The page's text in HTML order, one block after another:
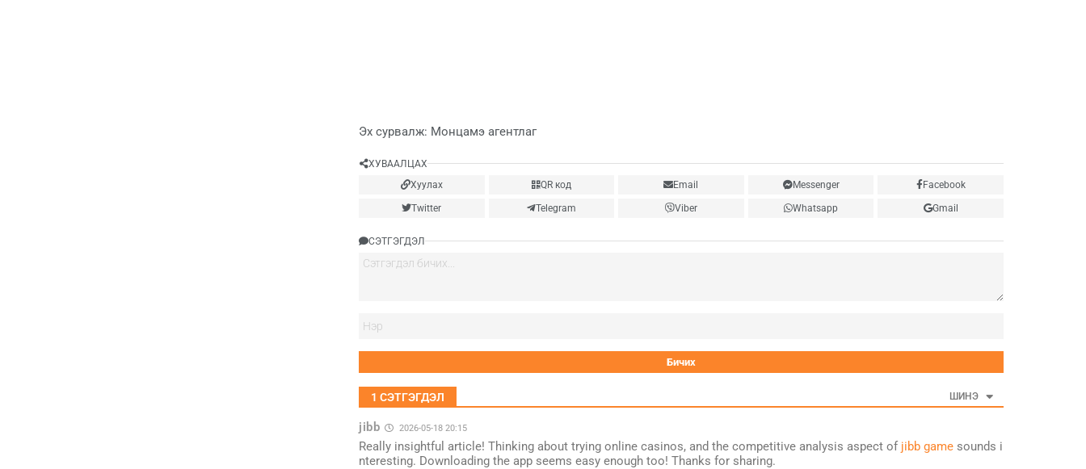
Эх сурвалж: Монцамэ агентлаг
ХУВААЛЦАХ
Хуулах
QR код Email Messenger Facebook
Twitter Telegram Viber Whatsapp Gmail
СЭТГЭГДЭЛ
1 СЭТГЭГДЭЛ ШИНЭ
jibb 2026-05-18 20:15
Really insightful article! Thinking about trying online casinos, and the competitive analysis aspect of jibb game sounds i
nteresting. Downloading the app seems easy enough too! Thanks for sharing.